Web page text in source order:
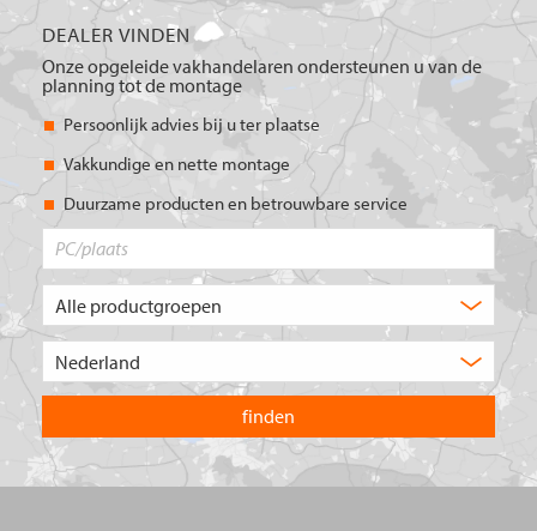
DEALER VINDEN
Onze opgeleide vakhandelaren ondersteunen u van de
planning tot de montage
Persoonlijk advies bij u ter plaatse
Vakkundige en nette montage
Duurzame producten en betrouwbare service
product
u?
land
waarin
u
wilt
zoeken.